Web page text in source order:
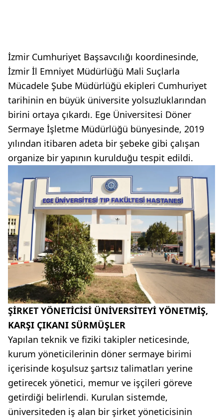
İzmir Cumhuriyet Başsavcılığı koordinesinde,
İzmir İl Emniyet Müdürlüğü Mali Suçlarla
Mücadele Şube Müdürlüğü ekipleri Cumhuriyet
tarihinin en büyük üniversite yolsuzluklarından
birini ortaya çıkardı. Ege Üniversitesi Döner
Sermaye İşletme Müdürlüğü bünyesinde, 2019
yılından itibaren adeta bir şebeke gibi çalışan
organize bir yapının kurulduğu tespit edildi.
ŞİRKET YÖNETİCİSİ ÜNİVERSİTEYİ YÖNETMİŞ,
KARŞI ÇIKANI SÜRMÜŞLER
Yapılan teknik ve fiziki takipler neticesinde,
kurum yöneticilerinin döner sermaye birimi
içerisinde koşulsuz şartsız talimatları yerine
getirecek yönetici, memur ve işçileri göreve
getirdiği belirlendi. Kurulan sistemde,
üniversiteden iş alan bir şirket yöneticisinin